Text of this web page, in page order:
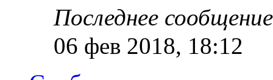
Последнее
06 фев 2018, 18:12